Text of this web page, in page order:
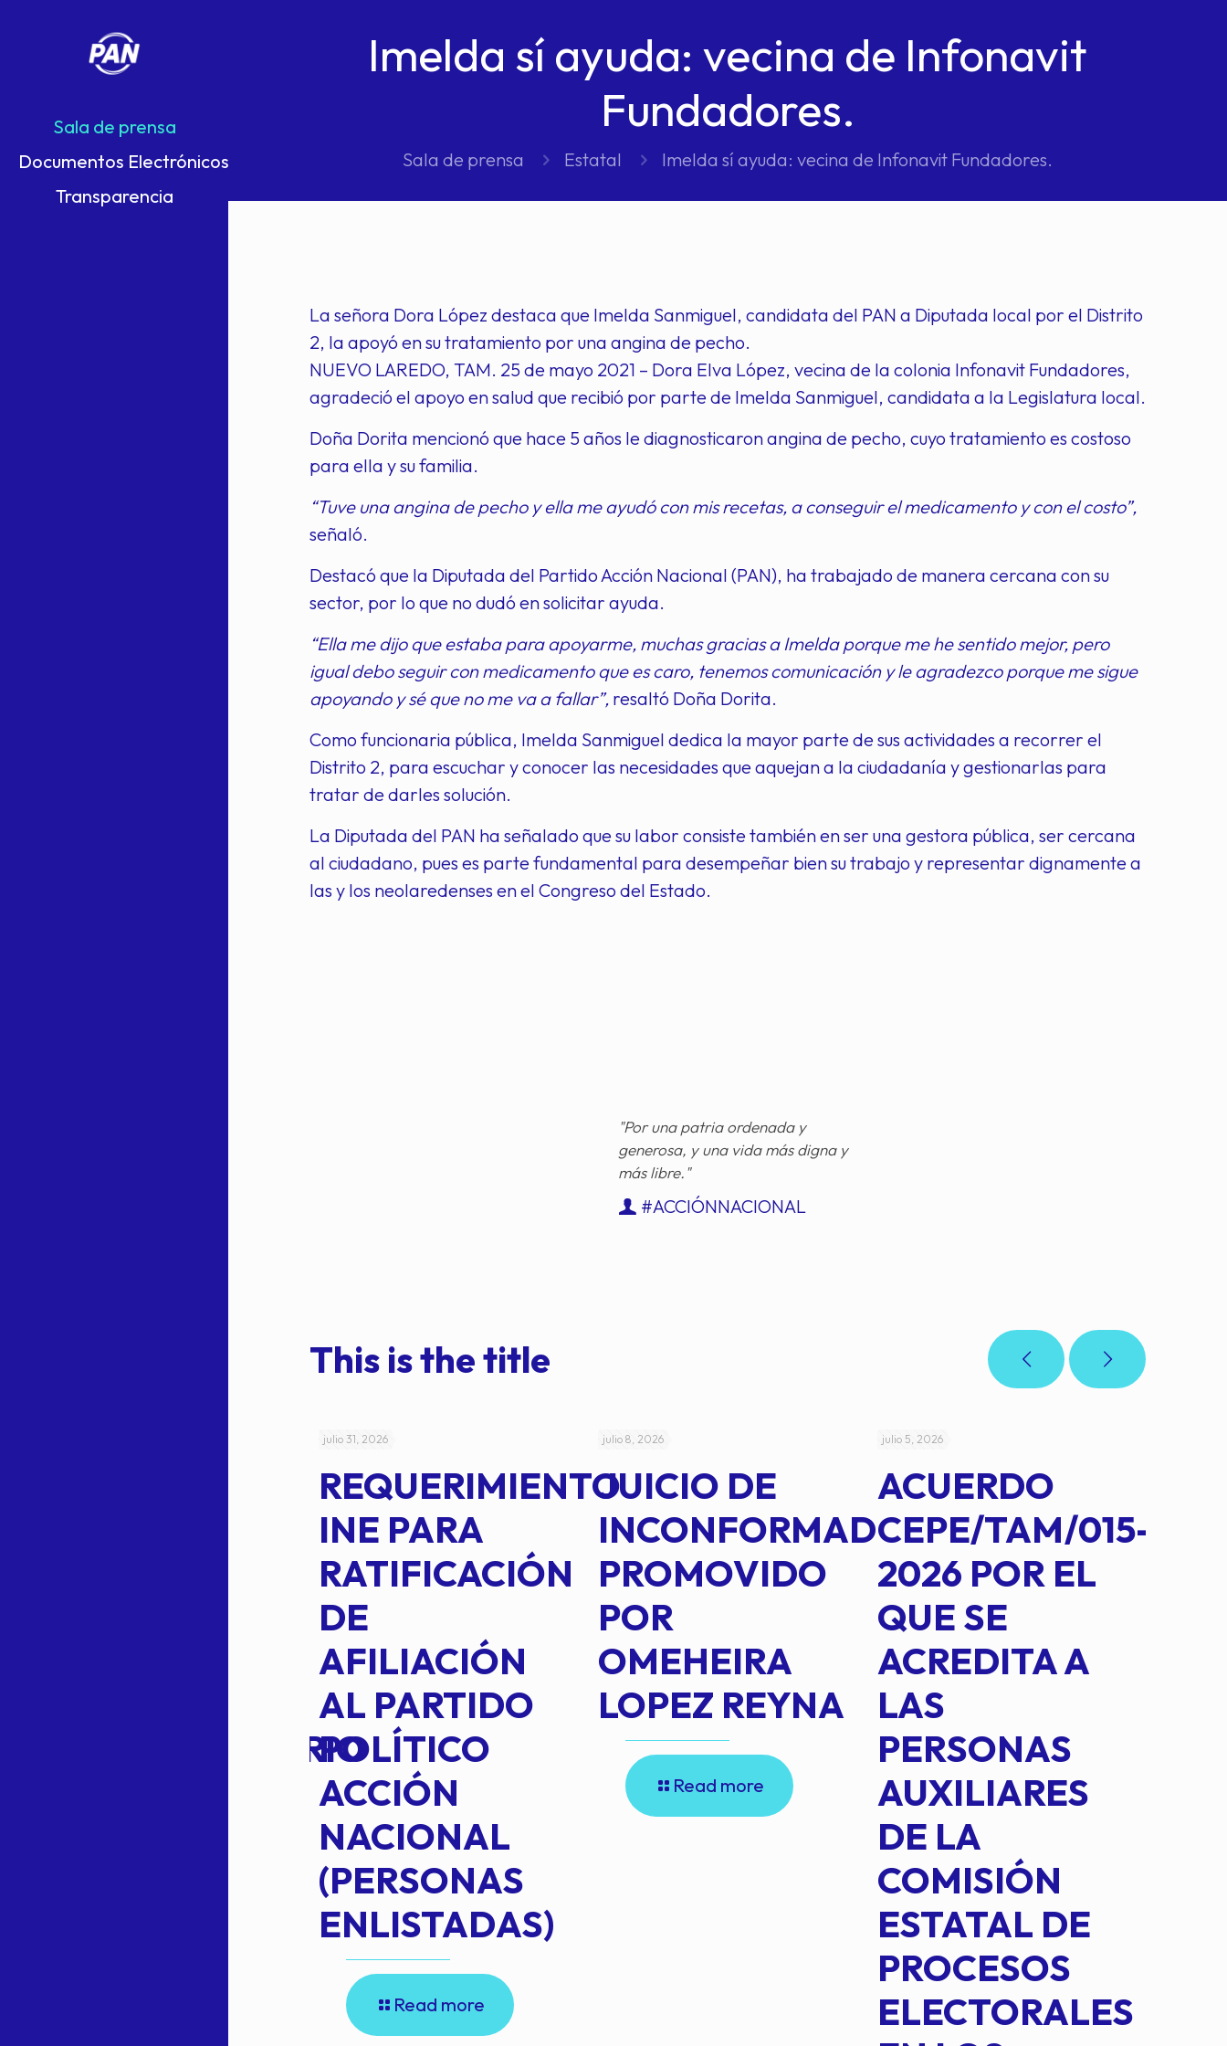
Sala de prensa
Documentos Electrónicos
Transparencia
Imelda sí ayuda: vecina de Infonavit
Fundadores.
Sala de prensa Estatal Imelda sí ayuda: vecina de Infonavit Fundadores.
La señora Dora López destaca que Imelda Sanmiguel, candidata del PAN a Diputada local por el Distrito
2, la apoyó en su tratamiento por una angina de pecho.
NUEVO LAREDO, TAM. 25 de mayo 2021 – Dora Elva López, vecina de la colonia Infonavit Fundadores,
agradeció el apoyo en salud que recibió por parte de Imelda Sanmiguel, candidata a la Legislatura local.
Doña Dorita mencionó que hace 5 años le diagnosticaron angina de pecho, cuyo tratamiento es costoso
para ella y su familia.
“Tuve una angina de pecho y ella me ayudó con mis recetas, a conseguir el medicamento y con el costo”,
señaló.
Destacó que la Diputada del Partido Acción Nacional (PAN), ha trabajado de manera cercana con su
sector, por lo que no dudó en solicitar ayuda.
“Ella me dijo que estaba para apoyarme, muchas gracias a Imelda porque me he sentido mejor, pero
igual debo seguir con medicamento que es caro, tenemos comunicación y le agradezco porque me sigue
apoyando y sé que no me va a fallar”, resaltó Doña Dorita.
Como funcionaria pública, Imelda Sanmiguel dedica la mayor parte de sus actividades a recorrer el
Distrito 2, para escuchar y conocer las necesidades que aquejan a la ciudadanía y gestionarlas para
tratar de darles solución.
La Diputada del PAN ha señalado que su labor consiste también en ser una gestora pública, ser cercana
al ciudadano, pues es parte fundamental para desempeñar bien su trabajo y representar dignamente a
las y los neolaredenses en el Congreso del Estado.
"Por una patria ordenada y
generosa, y una vida más digna y
más libre."
#ACCIÓNNACIONAL
This is the title
EXTRAORDINARIO
julio 31, 2026
REQUERIMIENTO
INE PARA
RATIFICACIÓN
DE
AFILIACIÓN
AL PARTIDO
POLÍTICO
ACCIÓN
NACIONAL
(PERSONAS
ENLISTADAS)
Read more
julio 8, 2026
JUICIO DE
INCONFORMAD
PROMOVIDO
POR
OMEHEIRA
LOPEZ REYNA
Read more
julio 5, 2026
ACUERDO
CEPE/TAM/015-
2026 POR EL
QUE SE
ACREDITA A
LAS
PERSONAS
AUXILIARES
DE LA
COMISIÓN
ESTATAL DE
PROCESOS
ELECTORALES